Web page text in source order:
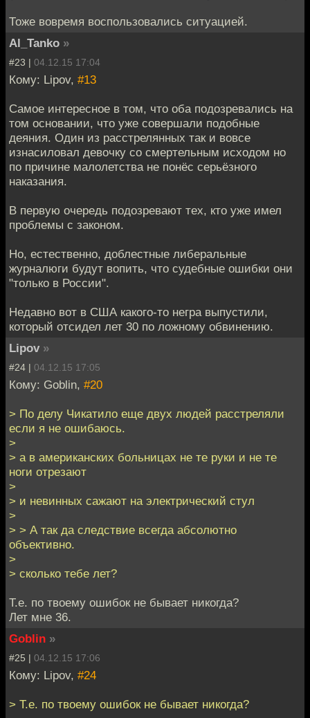
Тоже вовремя воспользовались ситуацией.
Al_Tanko »
#23 | 04.12.15 17:04
Кому: Lipov, #13
Самое интересное в том, что оба подозревались на
том основании, что уже совершали подобные
деяния. Один из расстрелянных так и вовсе
изнасиловал девочку со смертельным исходом но
по причине малолетства не понёс серьёзного
наказания.
В первую очередь подозревают тех, кто уже имел
проблемы с законом.
Но, естественно, доблестные либеральные
журналюги будут вопить, что судебные ошибки они
"только в России".
Недавно вот в США какого-то негра выпустили,
который отсидел лет 30 по ложному обвинению.
Lipov »
#24 | 04.12.15 17:05
Кому: Goblin, #20
> По делу Чикатило еще двух людей расстреляли
если я не ошибаюсь.
>
> а в американских больницах не те руки и не те
ноги отрезают
>
> и невинных сажают на электрический стул
>
> > А так да следствие всегда абсолютно
объективно.
>
> сколько тебе лет?
Т.е. по твоему ошибок не бывает никогда?
Лет мне 36.
Goblin »
#25 | 04.12.15 17:06
Кому: Lipov, #24
> Т.е. по твоему ошибок не бывает никогда?